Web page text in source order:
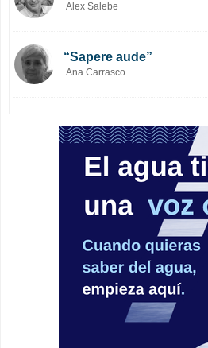
Alex Salebe
“Sapere aude”
Ana Carrasco